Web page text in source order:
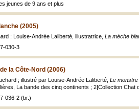
jeunes de 9 ans et plus
(2005)
; Louise-Andrée Laliberté, illustratrice, La mèche
030-3
la Côte-Nord (2006)
; illustré par Louise-Andrée Laliberté, Le
La bande des cinq continents ; 2|Collection Chat
036-2 (br.)